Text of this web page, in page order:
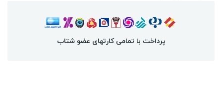
پرداخت با تمامی کارتهای عضو شتاب